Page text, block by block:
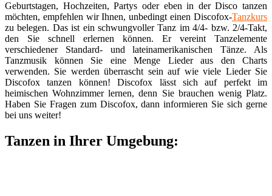
Geburtstagen, Hochzeiten, Partys oder eben in der Disco tanzen
möchten, empfehlen wir Ihnen, unbedingt einen Discofox-Tanzkurs
zu belegen. Das ist ein schwungvoller Tanz im 4/4- bzw. 2/4-Takt,
den Sie schnell erlernen können. Er vereint Tanzelemente
verschiedener Standard- und lateinamerikanischen Tänze. Als
Tanzmusik können Sie eine Menge Lieder aus den Charts
verwenden. Sie werden überrascht sein auf wie viele Lieder Sie
Discofox tanzen können! Discofox lässt sich auf perfekt im
heimischen Wohnzimmer lernen, denn Sie brauchen wenig Platz.
Haben Sie Fragen zum Discofox, dann informieren Sie sich gerne
bei uns weiter!
Tanzen in Ihrer Umgebung: